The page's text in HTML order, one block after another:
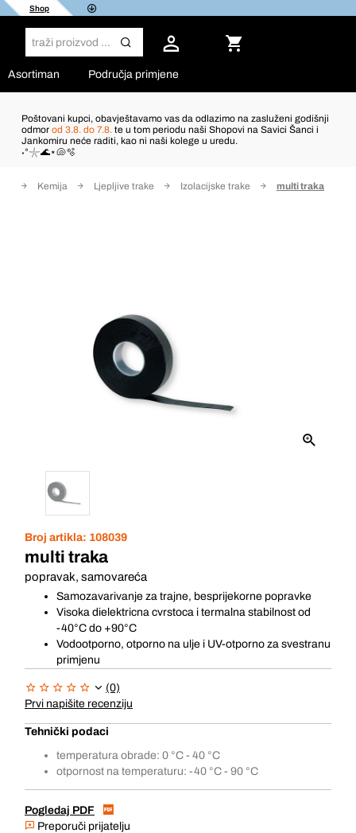
Shop
Asortiman Područja primjene
Poštovani kupci, obavještavamo vas da odlazimo na zasluženi godišnji
odmor od 3.8. do 7.8. te u tom periodu naši Shopovi na Savici Šanci i
Jankomiru neće raditi, kao ni naši kolege u uredu.
˖°𓇼🌊⋆🐚🫧
Kemija Ljepljive trake Izolacijske trake multi traka
Broj artikla: 108039
multi traka
popravak, samovareća
Samozavarivanje za trajne, besprijekorne popravke
Visoka dielektricna cvrstoca i termalna stabilnost od
-40°C do +90°C
Vodootporno, otporno na ulje i UV-otporno za svestranu
primjenu
(0)
Prvi napišite recenziju
Tehnički podaci
temperatura obrade: 0 °C - 40 °C
otpornost na temperaturu: -40 °C - 90 °C
Pogledaj PDF
Preporuči prijatelju